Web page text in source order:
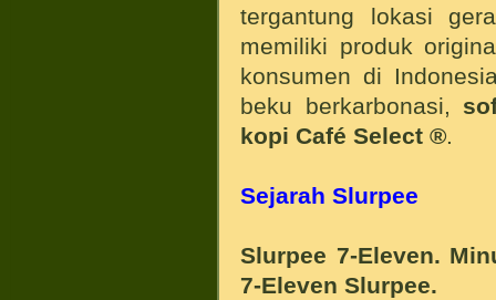
tergantung lokasi
memiliki produk
konsumen di
beku berkarbonasi,
kopi Café Select ®
Sejarah Slurpee
Slurpee 7-Eleven.
7-Eleven Slurpee.